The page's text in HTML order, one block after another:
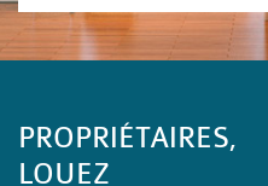
PROPRIÉTAIRES,
LOUEZ